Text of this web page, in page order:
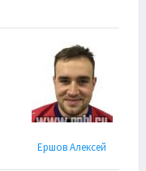
Ершов Алексей